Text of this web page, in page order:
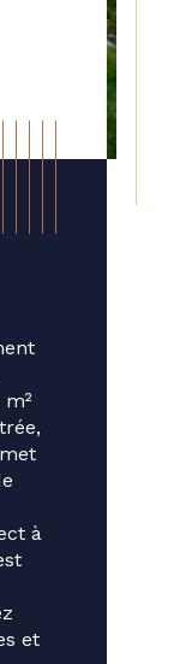
à
et